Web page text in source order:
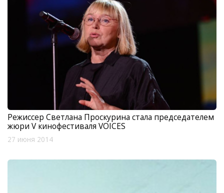
Режиссер Светлана Проскурина стала председателем
жюри V кинофестиваля VOICES
27 июня 2014